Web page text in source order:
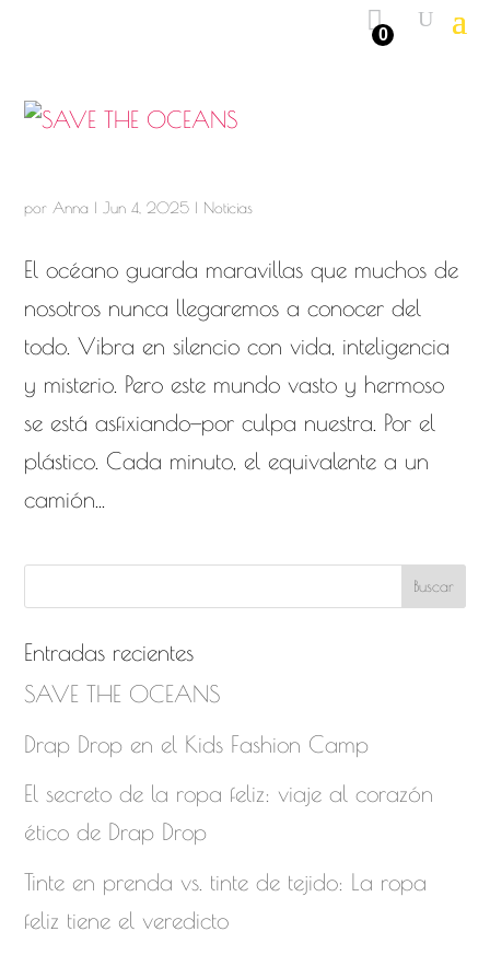
0
por Anna | Jun 4, 2025 | Noticias
El océano guarda maravillas que muchos de
nosotros nunca llegaremos a conocer del
todo. Vibra en silencio con vida, inteligencia
y misterio. Pero este mundo vasto y hermoso
se está asfixiando—por culpa nuestra. Por el
plástico. Cada minuto, el equivalente a un
camión...
Buscar
Entradas recientes
SAVE THE OCEANS
Drap Drop en el Kids Fashion Camp
El secreto de la ropa feliz: viaje al corazón
ético de Drap Drop
Tinte en prenda vs. tinte de tejido: La ropa
feliz tiene el veredicto